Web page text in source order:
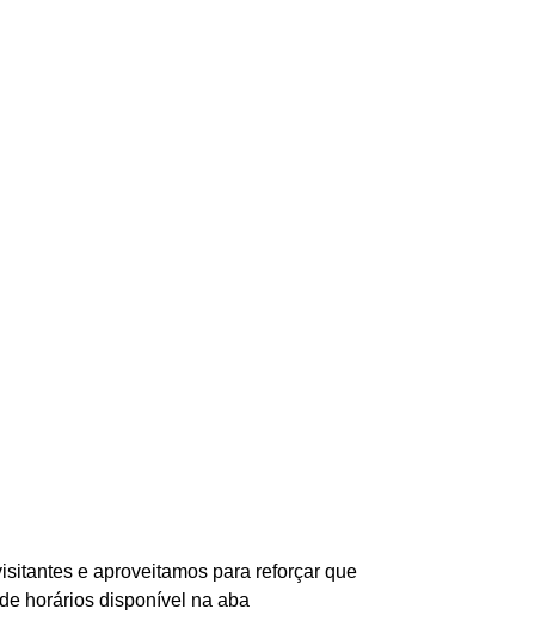
e aproveitamos para reforçar que
horários disponível na aba